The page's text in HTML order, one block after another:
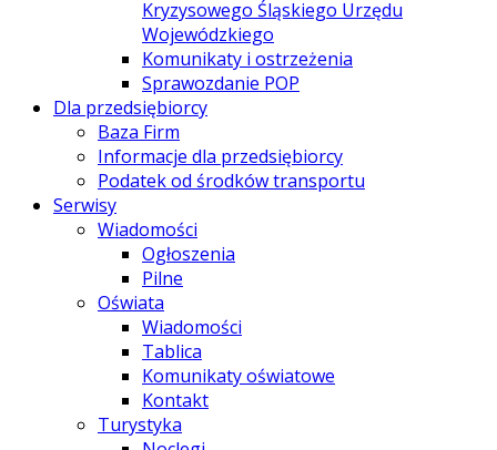
Kryzysowego Śląskiego Urzędu
Wojewódzkiego
Komunikaty i ostrzeżenia
Sprawozdanie POP
Dla przedsiębiorcy
Baza Firm
Informacje dla przedsiębiorcy
Podatek od środków transportu
Serwisy
Wiadomości
Ogłoszenia
Pilne
Oświata
Wiadomości
Tablica
Komunikaty oświatowe
Kontakt
Turystyka